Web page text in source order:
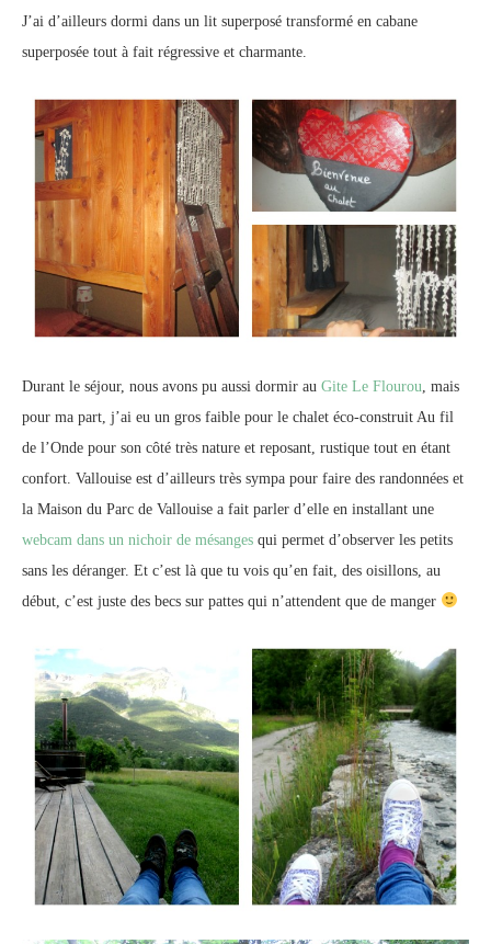
J’ai d’ailleurs dormi dans un lit superposé transformé en cabane
superposée tout à fait régressive et charmante.
Durant le séjour, nous avons pu aussi dormir au Gite Le Flourou , mais
pour ma part, j’ai eu un gros faible pour le chalet éco-construit Au fil
de l’Onde pour son côté très nature et reposant, rustique tout en étant
confort. Vallouise est d’ailleurs très sympa pour faire des randonnées et
la Maison du Parc de Vallouise a fait parler d’elle en installant une
webcam dans un nichoir de mésanges qui permet d’observer les petits
sans les déranger. Et c’est là que tu vois qu’en fait, des oisillons, au
début, c’est juste des becs sur pattes qui n’attendent que de manger